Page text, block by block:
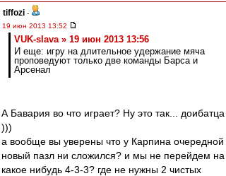
tiffozi -
19 июн 2013 13:52
VUK-slava » 19 июн 2013 13:56
И еще: игру на длительное удержание мяча
проповедуют только две команды Барса и
Арсенал
А Бавария во что играет? Ну это так... доибатца
)))
а вообще вы уверены что у Карпина очередной
новый пазл ни сложился? и мы не перейдем на
какое нибудь 4-3-3? где не нужны 2 чистых